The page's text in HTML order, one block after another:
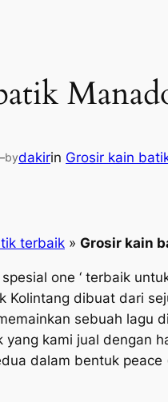
bydakirin Grosir kain
terbaik » Grosir kain
one ‘ terbaik
Kolintang dibuat dari
sebuah lagu
kami jual dengan
dalam bentuk